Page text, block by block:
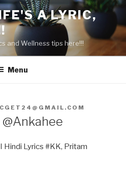
A LYRIC,
and Wellness tips here!!!
Menu
@Ankahee
Hindi Lyrics #KK, Pritam